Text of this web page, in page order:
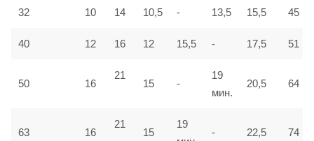
32 10 14 10,5 - 13,5 15,5 45
40 12 16 12 15,5 - 17,5 51
50 16
21
15 -
19
мин.
20,5 64
63 16
21
15
19
- 22,5 74